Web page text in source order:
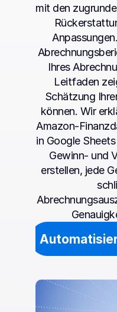
mit den
Ihres
Leitfaden
Schätzung
können. Wir
Amazon-
in Google
Gewinn- und
erstellen, jede